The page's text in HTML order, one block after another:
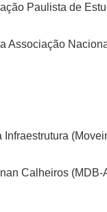
Paulista de
Associação
Calheiros